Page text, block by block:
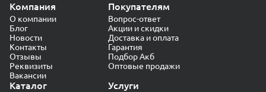
Компания
О компании
Блог
Новости
Контакты
Отзывы
Реквизиты
Вакансии
Покупателям
Вопрос-ответ
Акции и скидки
Доставка и оплата
Гарантия
Подбор Акб
Оптовые продажи
Каталог Услуги